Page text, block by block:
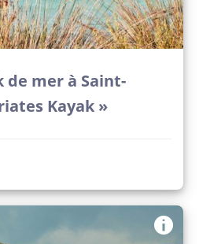
de mer à Saint-
Kayak »